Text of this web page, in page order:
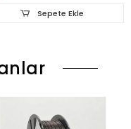
Sepete Ekle